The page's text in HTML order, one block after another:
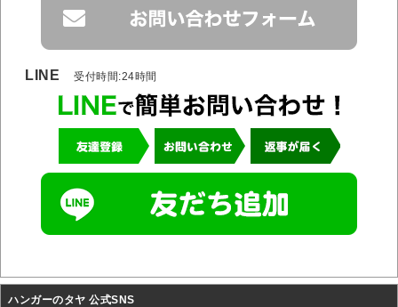
LINE 受付時間:24時間
ハンガーのタヤ 公式SNS